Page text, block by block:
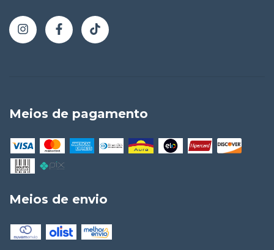
Meios de pagamento
Meios de envio